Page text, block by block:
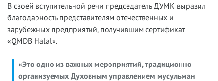
В своей вступительной речи председатель ДУМК выразил
благодарность представителям отечественных и
зарубежных предприятий, получившим сертификат
«QMDB Halal».
«Это одно из важных мероприятий, традиционно
организуемых Духовным управлением мусульман